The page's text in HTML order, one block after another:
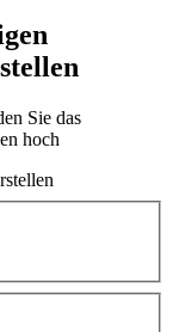
Sie das
hoch